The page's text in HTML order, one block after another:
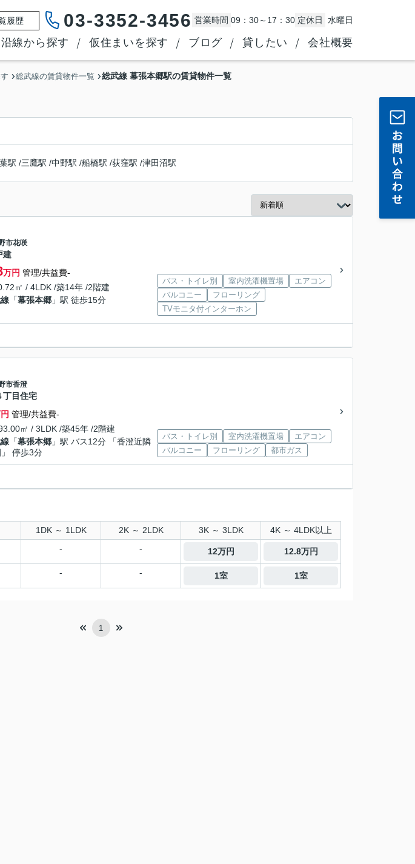
履歴 03-3352-3456 営業時間 09：30～17：30 定休日 水曜日
沿線から探す 仮住まいを探す ブログ 貸したい 会社概要
総武線の賃貸物件一覧 総武線 幕張本郷駅の賃貸物件一覧
駅 /三鷹駅 /中野駅 /船橋駅 /荻窪駅 /津田沼駅
市花咲
建
万円 管理/共益費-
㎡ / 4LDK /築14年 /2階建
「幕張本郷 」駅 徒歩15分
バス・トイレ別 室内洗濯機置場
エアコン
バルコニー
フローリング
TVモニタ付インターホン
市香澄
丁目住宅
管理/共益費-
㎡ / 3LDK /築45年 /2階建
「幕張本郷 」駅 バス12分 「香澄近隣
停歩3分
バス・トイレ別 室内洗濯機置場
エアコン
バルコニー
フローリング 都市ガス
1DK ～ 1LDK 2K ～ 2LDK 3K ～ 3LDK 4K ～ 4LDK以上
- - 12万円 12.8万円
- - 1室 1室
1